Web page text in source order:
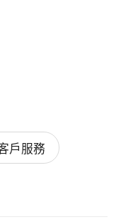
請
私訊 HR 查詢及
戶服務